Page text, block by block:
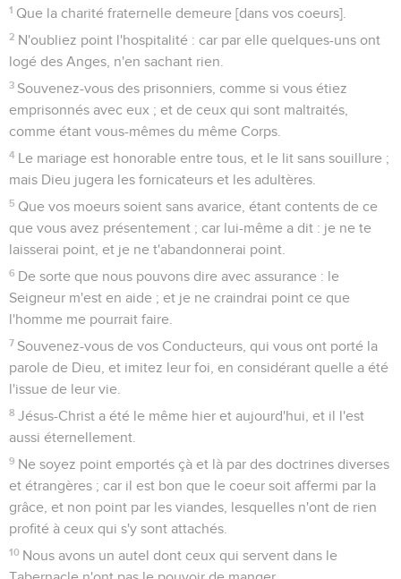
1 Que la charité fraternelle demeure [dans vos coeurs].
2 N'oubliez point l'hospitalité : car par elle quelques-uns ont
logé des Anges, n'en sachant rien.
3 Souvenez-vous des prisonniers, comme si vous étiez
emprisonnés avec eux ; et de ceux qui sont maltraités,
comme étant vous-mêmes du même Corps.
4 Le mariage est honorable entre tous, et le lit sans souillure ;
mais Dieu jugera les fornicateurs et les adultères.
5 Que vos moeurs soient sans avarice, étant contents de ce
que vous avez présentement ; car lui-même a dit : je ne te
laisserai point, et je ne t'abandonnerai point.
6 De sorte que nous pouvons dire avec assurance : le
Seigneur m'est en aide ; et je ne craindrai point ce que
l'homme me pourrait faire.
7 Souvenez-vous de vos Conducteurs, qui vous ont porté la
parole de Dieu, et imitez leur foi, en considérant quelle a été
l'issue de leur vie.
8 Jésus-Christ a été le même hier et aujourd'hui, et il l'est
aussi éternellement.
9 Ne soyez point emportés çà et là par des doctrines diverses
et étrangères ; car il est bon que le coeur soit affermi par la
grâce, et non point par les viandes, lesquelles n'ont de rien
profité à ceux qui s'y sont attachés.
10 Nous avons un autel dont ceux qui servent dans le